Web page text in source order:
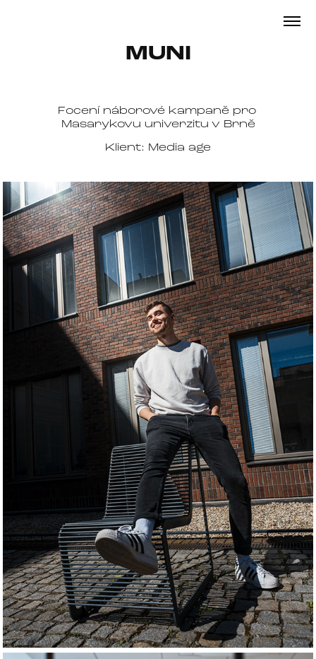
MUNI
Focení náborové kampaně pro
Masarykovu univerzitu v Brně
Klient: Media age